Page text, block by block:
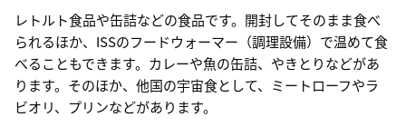
レトルト食品や缶詰などの食品です。開封してそのまま食べ
られるほか、ISSのフードウォーマー（調理設備）で温めて食
べることもできます。カレーや魚の缶詰、やきとりなどがあ
ります。そのほか、他国の宇宙食として、ミートローフやラ
ビオリ、プリンなどがあります。